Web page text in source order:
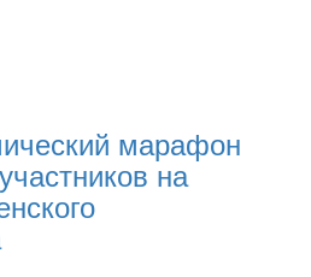
марафон
на